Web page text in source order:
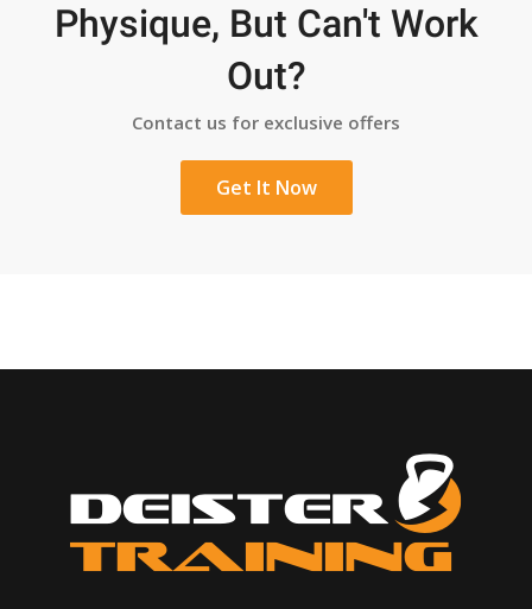
Physique, But Can't Work
Out?
Contact us for exclusive offers
Get It Now